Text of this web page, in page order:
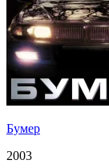
Бумер
2003